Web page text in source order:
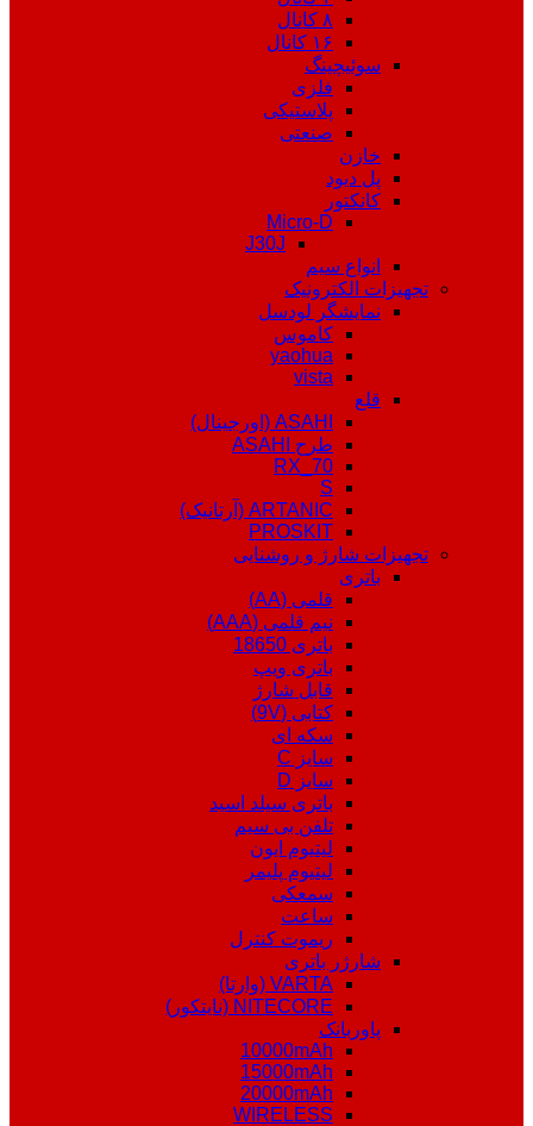
۸ کانال
۱۶ کانال
سوئیچینگ
فلزی
پلاستیکی
صنعتی
خازن
پل دیود
کانکتور
Micro-D
J30J
انواع سیم
تجهیزات الکترونیک
نمایشگر لودسل
کاموس
yaohua
vista
قلع
ASAHI (اورجینال)
طرح ASAHI
RX_70
S
ARTANIC (آرتانیک)
PROSKIT
تجهیزات شارژ و روشنایی
باتری
قلمی (AA)
نیم قلمی (AAA)
باتری 18650
باتری ویپ
قابل شارژ
کتابی (9V)
سکه ای
سایز C
سایز D
باتری سیلد اسید
تلفن بی سیم
لیتیوم ایون
لیتیوم پلیمر
سمعکی
ساعت
ریموت کنترل
شارژر باتری
VARTA (وارتا)
NITECORE (نایتکور)
پاوربانک
10000mAh
15000mAh
20000mAh
WIRELESS